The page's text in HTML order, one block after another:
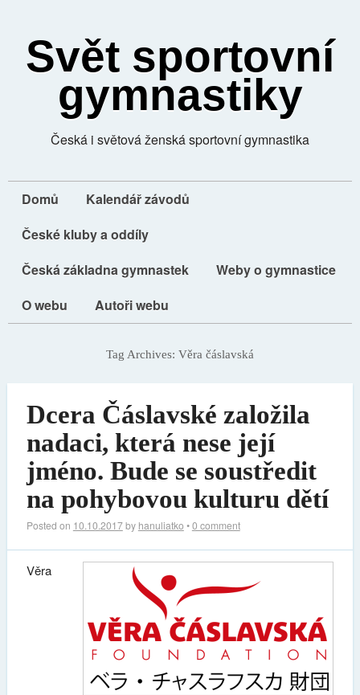
Svět sportovní
gymnastiky
Česká i světová ženská sportovní gymnastika
Domů
Kalendář závodů
České kluby a oddíly
Česká základna gymnastek
Weby o gymnastice
O webu
Autoři webu
Tag Archives: Věra čáslavská
Dcera Čáslavské založila
nadaci, která nese její
jméno. Bude se soustředit
na pohybovou kulturu dětí
Posted on 10.10.2017by hanuliatko •0 comment
Věra